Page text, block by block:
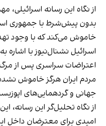
از نگاه این رسانه
بدون پیش‌شرط با جمهوری
خاموش می‌کند که با وجود
اسرائیل نشنال‌نیوز با اشاره به
اعتراضات سراسری پس از
مردم ایران هرگز خاموش
جهانی و گردهمایی‌های
از نگاه تحلیل‌گر این رسانه،
امیدی برای معترضان داخل